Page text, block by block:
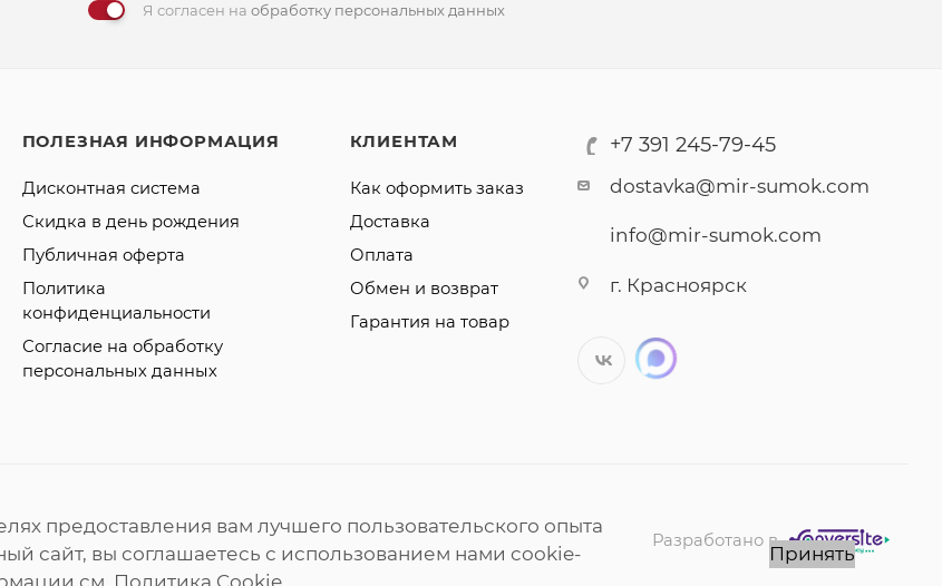
Я согласен на обработку персональных данных
ПОЛЕЗНАЯ ИНФОРМАЦИЯ
Дисконтная система
Скидка в день рождения
Публичная оферта
Политика
конфиденциальности
Согласие на обработку
персональных данных
КЛИЕНТАМ
Как оформить заказ
Доставка
Оплата
Обмен и возврат
Гарантия на товар
+7 391 245-79-45
dostavka@mir-sumok.com
info@mir-sumok.com
г. Красноярск
Разработано в
предоставления вам лучшего пользовательского опыта
сайт, вы соглашаетесь с использованием нами cookie-
см. Политика Cookie
Принять